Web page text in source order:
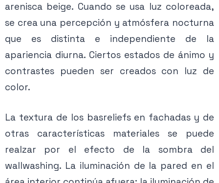
arenisca beige. Cuando se usa luz coloreada,
se crea una percepción y atmósfera nocturna
que es distinta e independiente de la
apariencia diurna. Ciertos estados de ánimo y
contrastes pueden ser creados con luz de
color.
La textura de los basreliefs en fachadas y de
otras características materiales se puede
realzar por el efecto de la sombra del
wallwashing. La iluminación de la pared en el